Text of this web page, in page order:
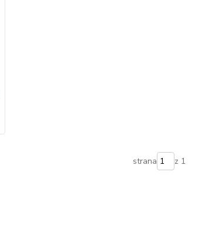
strana z 1